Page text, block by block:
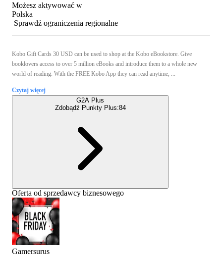
Możesz aktywować w
Polska
Sprawdź ograniczenia regionalne
Kobo Gift Cards 30 USD can be used to shop at the Kobo eBookstore. Give
booklovers access to over 5 million eBooks and introduce them to a whole new
world of reading. With the FREE Kobo App they can read anytime, ...
Czytaj więcej
G2A Plus
Zdobądź Punkty Plus:84
Oferta od sprzedawcy biznesowego
Gamersurus